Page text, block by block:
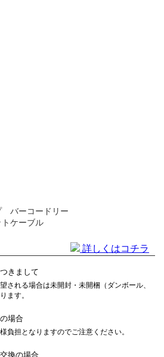
バーコードリー
ケーブル
詳しくはコチラ
きまして
される場合は未開封・未開梱（ダンボール、
ます。
場合
負担となりますのでご注意ください。
換の場合